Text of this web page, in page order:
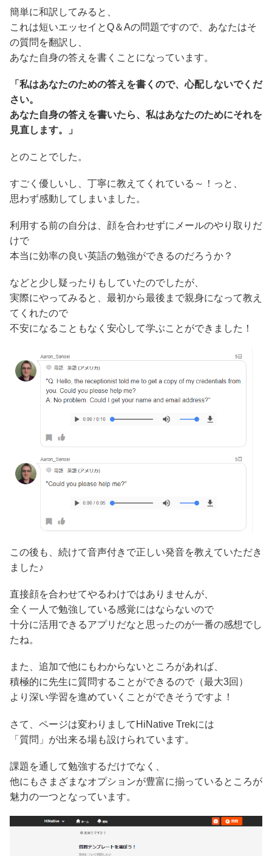
簡単に和訳してみると、
これは短いエッセイとQ＆Aの問題ですので、あなたはそ
の質問を翻訳し、
あなた自身の答えを書くことになっています。
「私はあなたのための答えを書くので、心配しないでくだ
さい。
あなた自身の答えを書いたら、私はあなたのためにそれを
見直します。」
とのことでした。
すごく優しいし、丁寧に教えてくれている～！っと、
思わず感動してしまいました。
利用する前の自分は、顔を合わせずにメールのやり取りだ
けで
本当に効率の良い英語の勉強ができるのだろうか？
などと少し疑ったりもしていたのでしたが、
実際にやってみると、最初から最後まで親身になって教え
てくれたので
不安になることもなく安心して学ぶことができました！
この後も、続けて音声付きで正しい発音を教えていただき
ました♪
直接顔を合わせてやるわけではありませんが、
全く一人で勉強している感覚にはならないので
十分に活用できるアプリだなと思ったのが一番の感想でし
たね。
また、追加で他にもわからないところがあれば、
積極的に先生に質問することができるので（最大3回）
より深い学習を進めていくことができそうですよ！
さて、ページは変わりましてHiNative Trekには
「質問」が出来る場も設けられています。
課題を通して勉強するだけでなく、
他にもさまざまなオプションが豊富に揃っているところが
魅力の一つとなっています。